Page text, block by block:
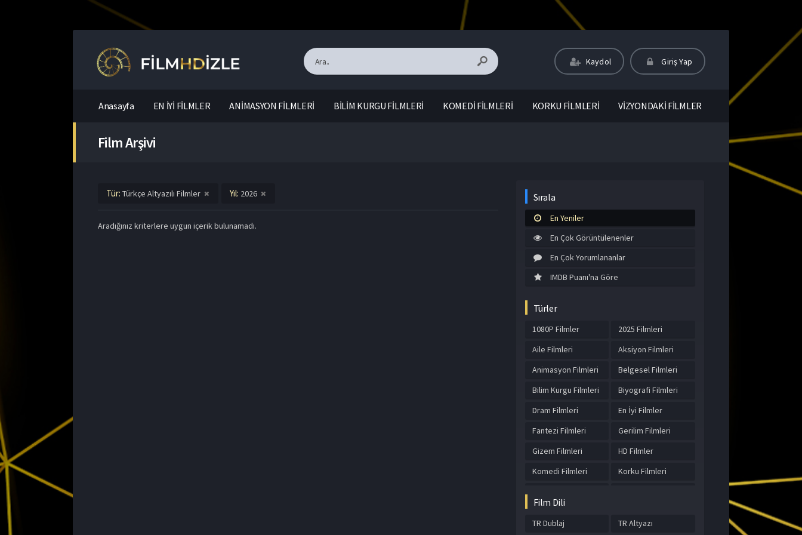
Kaydol Giriş Yap
Anasayfa EN İYİ FİLMLER ANİMASYON FİLMLERİ BİLİM KURGU FİLMLERİ KOMEDİ FİLMLERİ KORKU FİLMLERİ VİZYONDAKİ FİLMLER
Film Arşivi
Tür: Türkçe Altyazılı Filmler Yıl: 2026
Aradığınız kriterlere uygun içerik bulunamadı.
Sırala
En Yeniler
En Çok Görüntülenenler
En Çok Yorumlananlar
IMDB Puanı'na Göre
Türler
1080P Filmler
2025 Filmleri
Aile Filmleri
Aksiyon Filmleri
Animasyon Filmleri
Belgesel Filmleri
Bilim Kurgu Filmleri
Biyografi Filmleri
Dram Filmleri
En İyi Filmler
Fantezi Filmleri
Gerilim Filmleri
Gizem Filmleri
HD Filmler
Komedi Filmleri
Korku Filmleri
Film Dili
TR Dublaj TR Altyazı